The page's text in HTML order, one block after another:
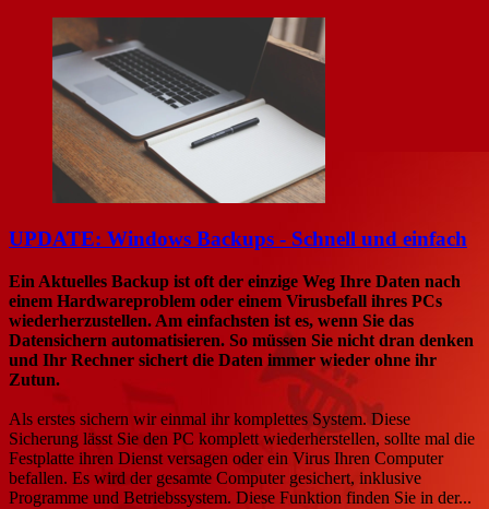
UPDATE: Windows Backups - Schnell und einfach
Ein Aktuelles Backup ist oft der einzige Weg Ihre Daten nach
einem Hardwareproblem oder einem Virusbefall ihres PCs
wiederherzustellen. Am einfachsten ist es, wenn Sie das
Datensichern automatisieren. So müssen Sie nicht dran denken
und Ihr Rechner sichert die Daten immer wieder ohne ihr
Zutun.
Als erstes sichern wir einmal ihr komplettes System. Diese
Sicherung lässt Sie den PC komplett wiederherstellen, sollte mal die
Festplatte ihren Dienst versagen oder ein Virus Ihren Computer
befallen. Es wird der gesamte Computer gesichert, inklusive
Programme und Betriebssystem. Diese Funktion finden Sie in der...